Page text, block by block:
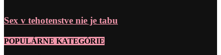
Sex v tehotenstve nie je tabu
POPULÁRNE KATEGÓRIE